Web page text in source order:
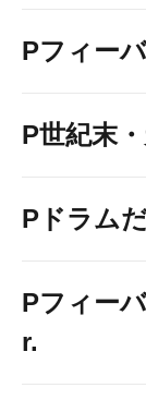
Pフィー
P世紀末
Pドラム
Pフィー
r.